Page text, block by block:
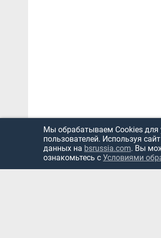
Мы обрабатываем Cookies для
пользователей. Используя
данных на bsrussia.com. Вы
ознакомьтесь с Условиями